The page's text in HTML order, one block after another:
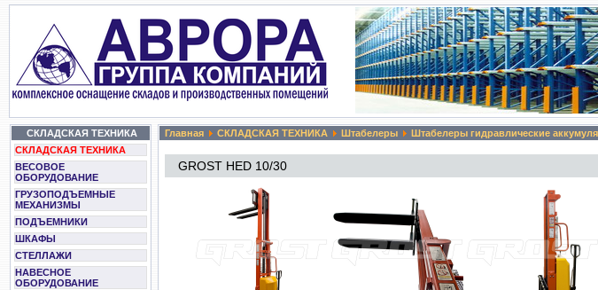
СКЛАДСКАЯ ТЕХНИКА
СКЛАДСКАЯ ТЕХНИКА
ВЕСОВОЕ
ОБОРУДОВАНИЕ
ГРУЗОПОДЪЕМНЫЕ
МЕХАНИЗМЫ
ПОДЪЕМНИКИ
ШКАФЫ
СТЕЛЛАЖИ
НАВЕСНОЕ
ОБОРУДОВАНИЕ
Главная СКЛАДСКАЯ ТЕХНИКА Штабелеры Штабелеры гидравлические
GROST HED 10/30